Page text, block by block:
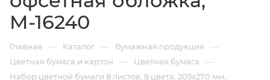
M-16240
Главная — Каталог — Бумажная продукция —
Цветная бумага и картон — Цветная бумага —
Набор цветной бумаги 8 листов, 8 цвета, 205х270 мм,